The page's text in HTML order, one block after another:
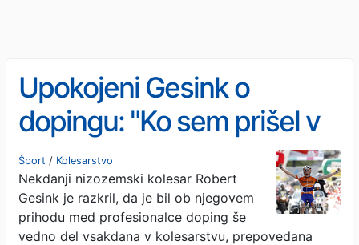
Upokojeni Gesink o
dopingu: "Ko sem prišel v
peloton, je bilo to običajno"
Šport / Kolesarstvo
Nekdanji nizozemski kolesar Robert
Gesink je razkril, da je bil ob njegovem
prihodu med profesionalce doping še
vedno del vsakdana v kolesarstvu, prepovedana